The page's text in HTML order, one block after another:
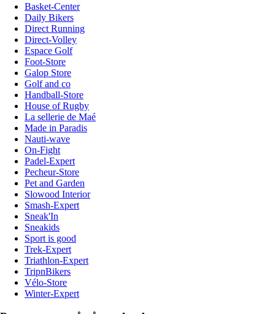
Basket-Center
Daily Bikers
Direct Running
Direct-Volley
Espace Golf
Foot-Store
Galop Store
Golf and co
Handball-Store
House of Rugby
La sellerie de Maé
Made in Paradis
Nauti-wave
On-Fight
Padel-Expert
Pecheur-Store
Pet and Garden
Slowood Interior
Smash-Expert
Sneak'In
Sneakids
Sport is good
Trek-Expert
Triathlon-Expert
TripnBikers
Vélo-Store
Winter-Expert